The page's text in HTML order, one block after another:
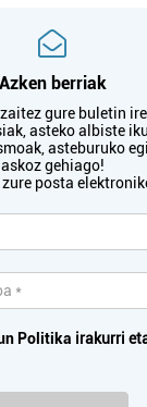
Azken berriak
gure buletin
asteko albiste
asteburuko
askoz gehiago!
posta
Politika irakurri